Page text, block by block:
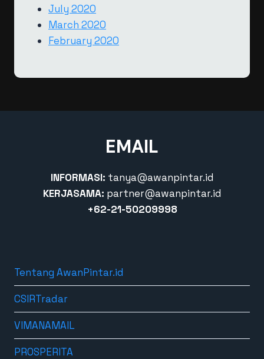
July 2020
March 2020
February 2020
EMAIL
INFORMASI: tanya@awanpintar.id
KERJASAMA: partner@awanpintar.id
+62-21-50209998
Tentang AwanPintar.id
CSIRTradar
VIMANAMAIL
PROSPERITA